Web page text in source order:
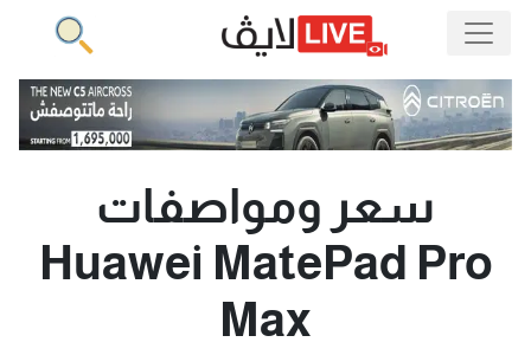
سعر ومواصفات
Huawei MatePad Pro
Max